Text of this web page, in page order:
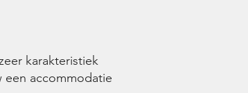
karakteristiek
een accommodatie